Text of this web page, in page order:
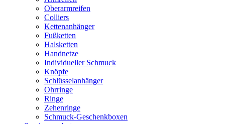
Oberarmreifen
Colliers
Kettenanhänger
Fußketten
Halsketten
Handnetze
Individueller Schmuck
Knöpfe
Schlüsselanhänger
Ohrringe
Ringe
Zehenringe
Schmuck-Geschenkboxen